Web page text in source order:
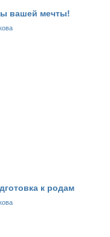
вашей мечты!
к родам